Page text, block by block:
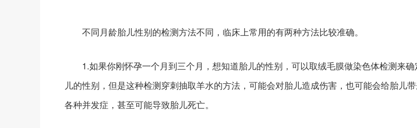
不同月龄胎儿性别的检测方法不同，临床上常用的有两种方法比较准确。
1.如果你刚怀孕一个月到三个月，想知道胎儿的性别，可以取绒毛膜做染色体检测来确
儿的性别，但是这种检测穿刺抽取羊水的方法，可能会对胎儿造成伤害，也可能会给胎儿
各种并发症，甚至可能导致胎儿死亡。